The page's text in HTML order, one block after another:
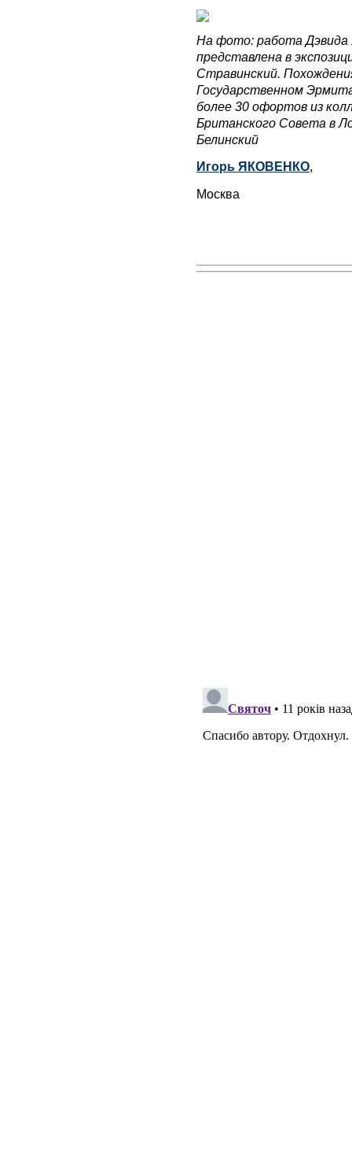
На фото: работа Дэвида
представлена в
Стравинский.
Государственном
более 30 офортов из
Британского Совета в
Белинский
Игорь ЯКОВЕНКО,
Москва